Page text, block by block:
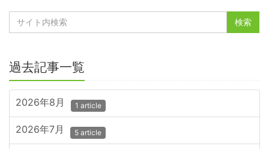
過去記事一覧
2026年8月 1 article
2026年7月 5 article